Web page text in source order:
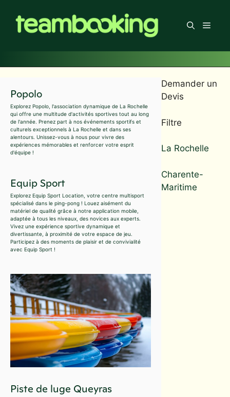
contenu
Menu
Popolo
Explorez Popolo, l'association dynamique de La Rochelle
qui offre une multitude d'activités sportives tout au long
de l'année. Prenez part à nos événements sportifs et
culturels exceptionnels à La Rochelle et dans ses
alentours. Unissez-vous à nous pour vivre des
expériences mémorables et renforcer votre esprit
d'équipe !
Equip Sport
Explorez Equip Sport Location, votre centre multisport
spécialisé dans le ping-pong ! Louez aisément du
matériel de qualité grâce à notre application mobile,
adaptée à tous les niveaux, des novices aux experts.
Vivez une expérience sportive dynamique et
divertissante, à proximité de votre espace de jeu.
Participez à des moments de plaisir et de convivialité
avec Equip Sport !
Piste de luge Queyras
Demander un
Devis
Filtre
La Rochelle
Charente-
Maritime